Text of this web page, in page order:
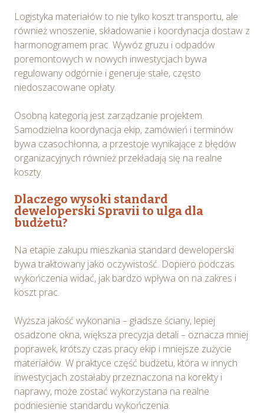
plików cookie w Serwisie tylko w wybranych przez
Ciebie celach poprzez wybranie opcji „Dostosuj
wybory”.
Logistyka materiałów to nie tylko koszt transportu, ale
również wnoszenie, składowanie i koordynacja dostaw z
harmonogramem prac. Wywóz gruzu i odpadów
poremontowych w nowych inwestycjach bywa
regulowany odgórnie i generuje stałe, często
niedoszacowane opłaty.
Osobną kategorią jest zarządzanie projektem.
Samodzielna koordynacja ekip, zamówień i terminów
bywa czasochłonna, a przestoje wynikające z błędów
organizacyjnych również przekładają się na realne
koszty.
Dlaczego wysoki standard
deweloperski Spravii to ulga dla
budżetu?
Na etapie zakupu mieszkania standard deweloperski
bywa traktowany jako oczywistość. Dopiero podczas
wykończenia widać, jak bardzo wpływa on na zakres i
koszt prac.
Wyższa jakość wykonania – gładsze ściany, lepiej
osadzone okna, większa precyzja detali – oznacza mniej
poprawek, krótszy czas pracy ekip i mniejsze zużycie
materiałów. W praktyce część budżetu, która w innych
inwestycjach zostałaby przeznaczona na korekty i
naprawy, może zostać wykorzystana na realne
podniesienie standardu wykończenia.